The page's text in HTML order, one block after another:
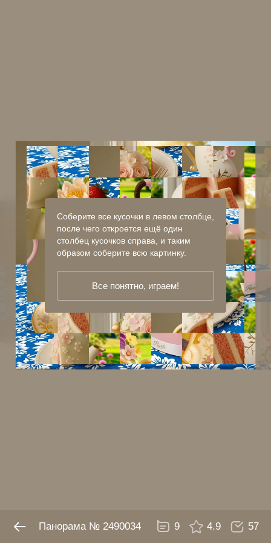
Панорама № 2490034 9 4.9
Соберите все кусочки в левом столбце,
после чего откроется ещё один
столбец кусочков справа, и таким
образом соберите всю картинку.
Все понятно, играем!
Панорама № 2490034 9 4.9 57